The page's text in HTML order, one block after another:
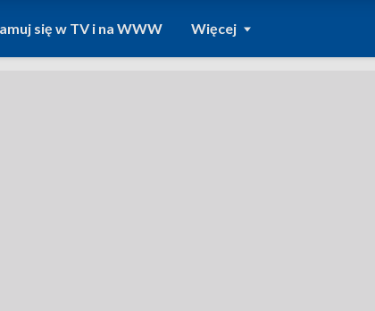
się w TV i na WWW Więcej